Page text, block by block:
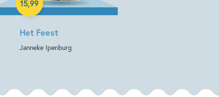
Het Feest
Janneke Ipenburg
15,99